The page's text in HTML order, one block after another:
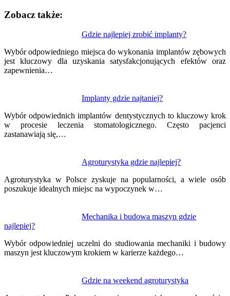
Zobacz także:
Gdzie najlepiej zrobić implanty?
Wybór odpowiedniego miejsca do wykonania implantów zębowych
jest kluczowy dla uzyskania satysfakcjonujących efektów oraz
zapewnienia…
Implanty gdzie najtaniej?
Wybór odpowiednich implantów dentystycznych to kluczowy krok
w procesie leczenia stomatologicznego. Często pacjenci
zastanawiają się,…
Agroturystyka gdzie najlepiej?
Agroturystyka w Polsce zyskuje na popularności, a wiele osób
poszukuje idealnych miejsc na wypoczynek w…
Mechanika i budowa maszyn gdzie
najlepiej?
Wybór odpowiedniej uczelni do studiowania mechaniki i budowy
maszyn jest kluczowym krokiem w karierze każdego…
Gdzie na weekend agroturystyka
wpisu